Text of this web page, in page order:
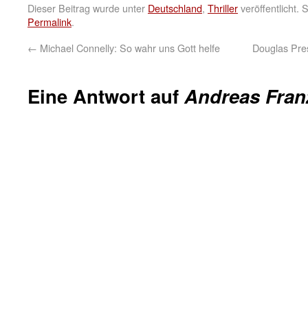
Dieser Beitrag wurde unter Deutschland, Thrillerveröffentlicht.
Permalink.
← Michael Connelly: So wahr uns Gott helfe Douglas
Eine Antwort aufAndreas